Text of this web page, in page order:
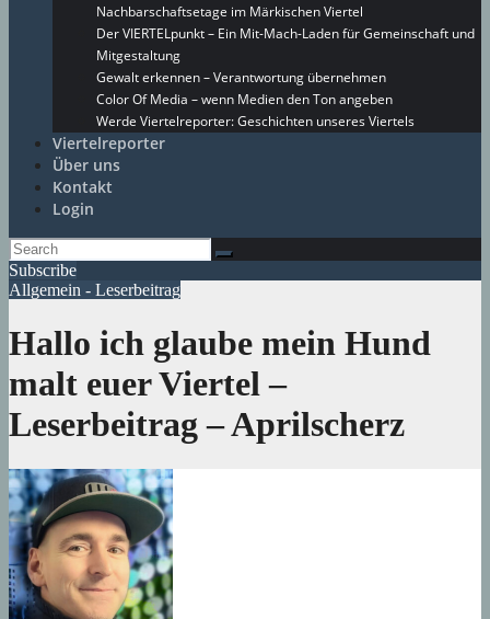
Nachbarschaftsetage im Märkischen Viertel
Der VIERTELpunkt – Ein Mit-Mach-Laden für Gemeinschaft und
Mitgestaltung
Gewalt erkennen – Verantwortung übernehmen
Color Of Media – wenn Medien den Ton angeben
Werde Viertelreporter: Geschichten unseres Viertels
Viertelreporter
Über uns
Kontakt
Login
Subscribe
Allgemein - Leserbeitrag
Hallo ich glaube mein Hund
malt euer Viertel –
Leserbeitrag – Aprilscherz